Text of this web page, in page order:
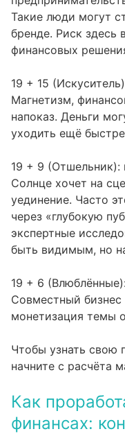
Такие люди могут
бренде. Риск здесь
финансовых
19 + 15
Магнетизм,
напоказ. Деньги
уходить ещё
19 + 9 (Отшельник):
Солнце хочет на
уединение. Часто
через «глубокую
экспертные
быть видимым, но
19 + 6
Совместный
монетизация темы
Чтобы узнать свою
начните с расчёта
Как
финансах: